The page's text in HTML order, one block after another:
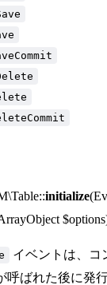
initialize
イベントは、コ
呼ばれた後に発